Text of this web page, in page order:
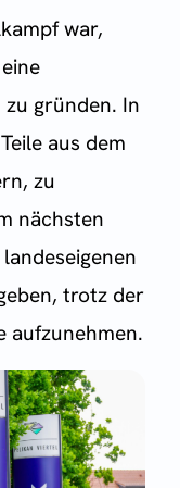
war,
gründen. In
aus dem
zu
nächsten
trotz der
aufzunehmen.